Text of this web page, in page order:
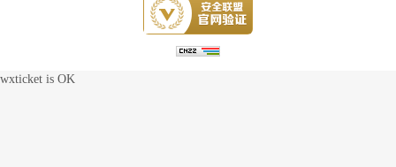
wxticket is OK